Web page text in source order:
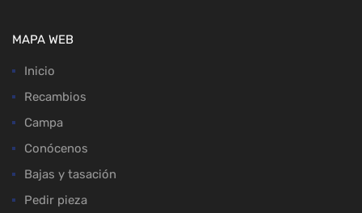
MAPA WEB
Inicio
Recambios
Campa
Conócenos
Bajas y tasación
Pedir pieza